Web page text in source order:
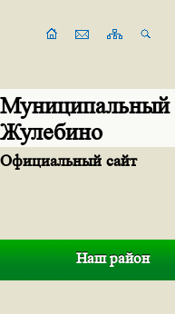
Муниципальный
Жулебино
Официальный сайт
Наш район